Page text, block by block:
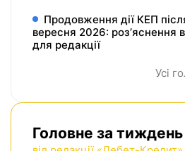
Продовження дії КЕП
вересня 2026: розʼяснення
для редакції
Усі
Головне за тиждень